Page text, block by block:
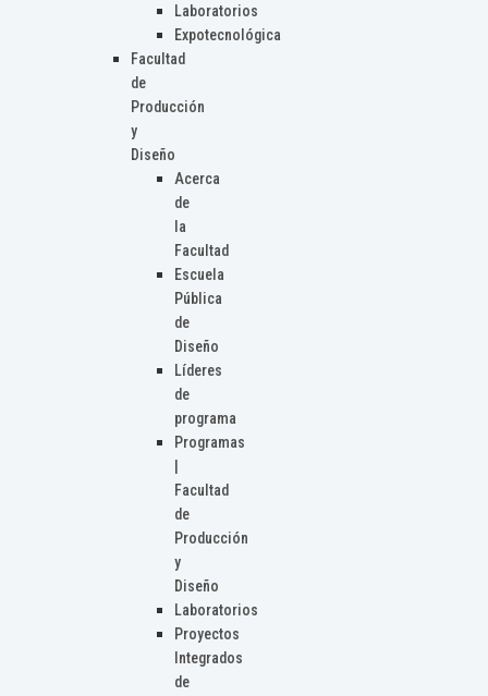
Laboratorios
Expotecnológica
Facultad
de
Producción
y
Diseño
Acerca
de
la
Facultad
Escuela
Pública
de
Diseño
Líderes
de
programa
Programas
Facultad
de
Producción
y
Diseño
Laboratorios
Proyectos
Integrados
de